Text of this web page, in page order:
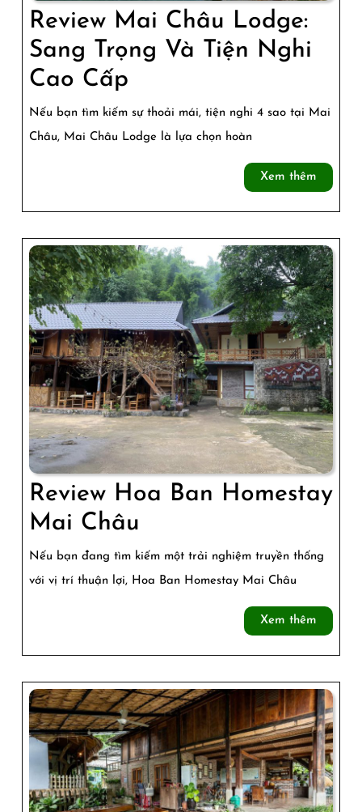
Review Mai Châu Lodge:
Sang Trọng Và Tiện Nghi
Cao Cấp
Mai
Châu
Và
Tiện
Nghi
Cao
Cấp
Nếu bạn tìm kiếm sự thoải mái, tiện nghi 4 sao tại Mai
Châu, Mai Châu Lodge là lựa chọn hoàn
Xem thêm
thêm
Review Hoa Ban Homestay
Mai Châu
Hoa
Ban
Homestay
Nếu bạn đang tìm kiếm một trải nghiệm truyền thống
với vị trí thuận lợi, Hoa Ban Homestay Mai Châu
Xem thêm
thêm